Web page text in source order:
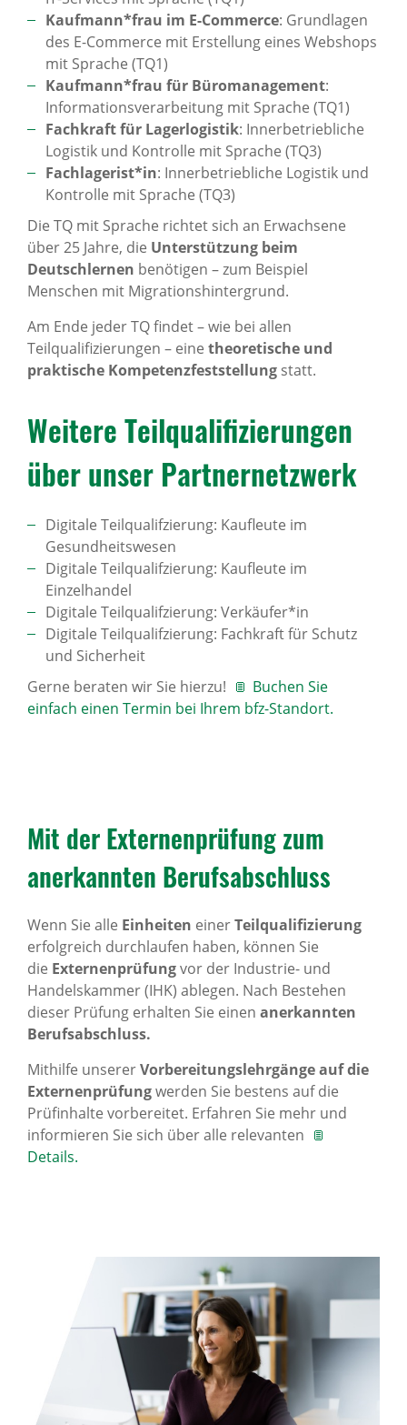
Kaufmann*frau im E-Commerce: Grundlagen
des E-Commerce mit Erstellung eines Webshops
mit Sprache (TQ1)
Kaufmann*frau für Büromanagement:
Informationsverarbeitung mit Sprache (TQ1)
Fachkraft für Lagerlogistik: Innerbetriebliche
Logistik und Kontrolle mit Sprache (TQ3)
Fachlagerist*in: Innerbetriebliche Logistik und
Kontrolle mit Sprache (TQ3)
Die TQ mit Sprache richtet sich an Erwachsene
über 25 Jahre, die Unterstützung beim
Deutschlernen benötigen – zum Beispiel
Menschen mit Migrationshintergrund.
Am Ende jeder TQ findet – wie bei allen
Teilqualifizierungen – eine theoretische und
praktische Kompetenzfeststellung statt.
Weitere Teil­qua­li­fi­zie­rungen
über unser Part­ner­netz­werk
Digitale Teilqualifzierung: Kaufleute im
Gesundheitswesen
Digitale Teilqualifzierung: Kaufleute im
Einzelhandel
Digitale Teilqualifzierung: Verkäufer*in
Digitale Teilqualifzierung: Fachkraft für Schutz
und Sicherheit
Gerne beraten wir Sie hierzu!
Buchen Sie
einfach einen Termin bei Ihrem bfz-Standort.
Mit der Exter­nen­prü­fung zum
aner­kannten Berufs­ab­schluss
Wenn Sie alle Einheiten einerTeilqualifizierung
erfolgreich durchlaufen haben, können Sie
die Externenprüfungvor der Industrie- und
Handelskammer (IHK) ablegen. Nach Bestehen
dieser Prüfung erhalten Sie einen anerkannten
Berufsabschluss.
Mithilfe unsererVorbereitungslehrgänge auf die
Externenprüfungwerden Sie bestens auf die
Prüfinhalte vorbereitet. Erfahren Sie mehr und
informieren Sie sich über alle relevanten
Details.